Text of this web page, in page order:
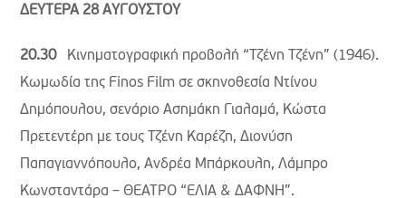
ΔΕΥΤΕΡΑ 28 ΑΥΓΟΥΣΤΟΥ
20.30 Κινηματογραφική προβολή “Τζένη Τζένη” (1946).
Κωμωδία της Finos Film σε σκηνοθεσία Ντίνου
Δημόπουλου, σενάριο Ασημάκη Γιαλαμά, Κώστα
Πρετεντέρη με τους Τζένη Καρέζη, Διονύση
Παπαγιαννόπουλο, Ανδρέα Μπάρκουλη, Λάμπρο
Κωνσταντάρα – ΘΕΑΤΡΟ “ΕΛΙΑ & ΔΑΦΝΗ”.